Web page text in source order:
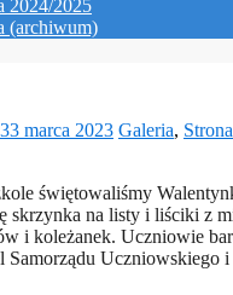
2024/2025
(archiwum)
3 marca 2023 Galeria,
świętowaliśmy
skrzynka na listy i liściki z
i koleżanek. Uczniowie
Samorządu Uczniowskiego